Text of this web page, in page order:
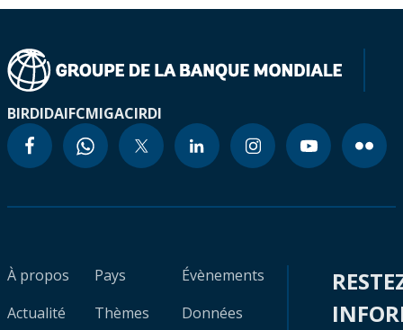
BIRDIDAIFCMIGACIRDI
À propos
Actualité
Pays
Thèmes
Évènements
Données